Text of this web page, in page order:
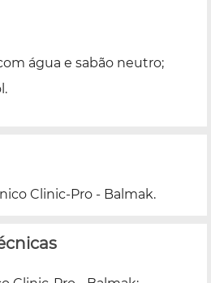
água e sabão neutro;
Clinic-Pro - Balmak.